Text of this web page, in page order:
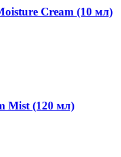
Cream (10 мл)
Mist (120 мл)